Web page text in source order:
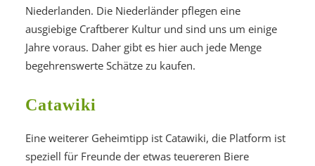
Niederlanden. Die Niederländer pflegen eine
ausgiebige Craftberer Kultur und sind uns um einige
Jahre voraus. Daher gibt es hier auch jede Menge
begehrenswerte Schätze zu kaufen.
Catawiki
Eine weiterer Geheimtipp ist Catawiki, die Platform ist
speziell für Freunde der etwas teuereren Biere